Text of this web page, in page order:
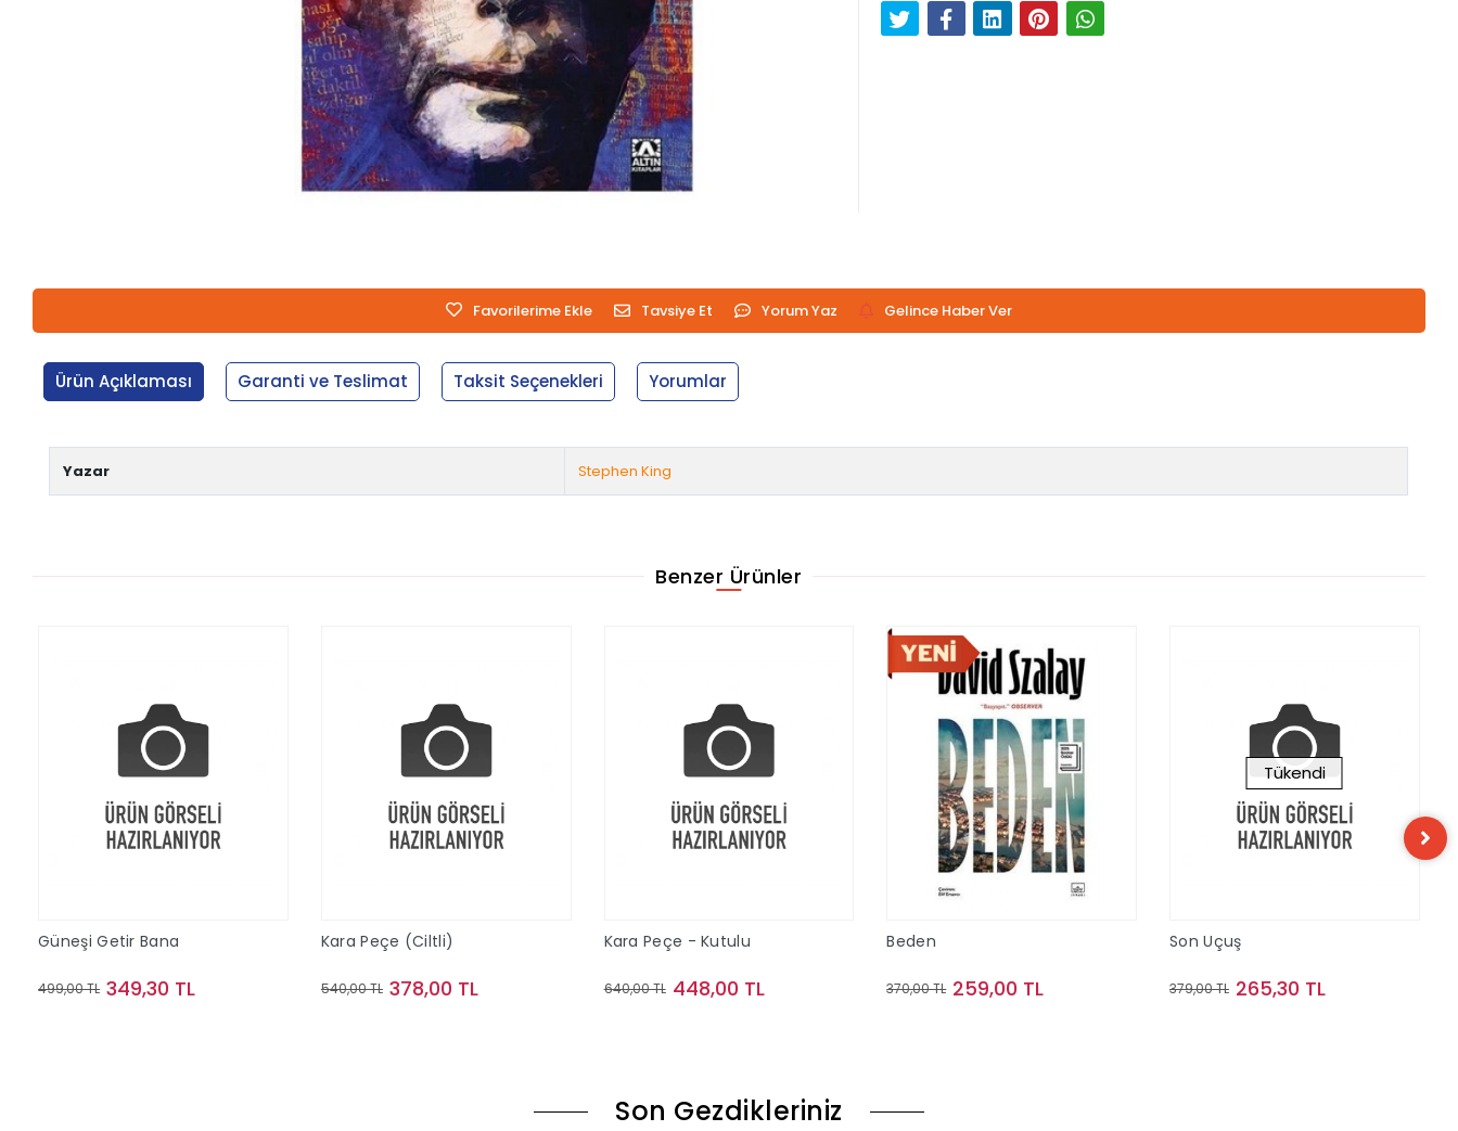
Favorilerime Ekle Tavsiye Et Yorum Yaz Gelince Haber Ver
Ürün Açıklaması Garanti ve Teslimat Taksit Seçenekleri Yorumlar
Yazar Stephen King
Benzer Ürünler
Güneşi Getir Bana
499,00 TL 349,30 TL
Kara Peçe (Ciltli)
540,00 TL 378,00 TL
Kara Peçe - Kutulu
640,00 TL 448,00 TL
Beden
370,00 TL 259,00 TL
Tükendi
Son Uçuş
379,00 TL 265,30 TL
Son Gezdikleriniz